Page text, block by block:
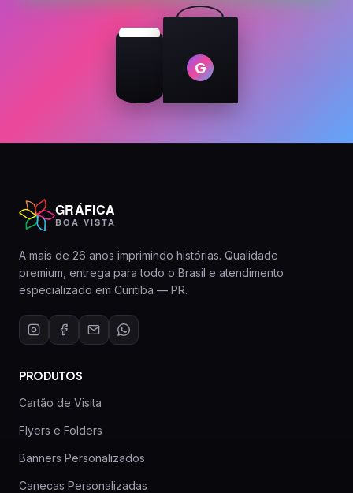
G
GRÁFICA
BOA VISTA
A mais de 26 anos imprimindo histórias. Qualidade
premium, entrega para todo o Brasil e atendimento
especializado em Curitiba — PR.
PRODUTOS
Cartão de Visita
Flyers e Folders
Banners Personalizados
Canecas Personalizadas